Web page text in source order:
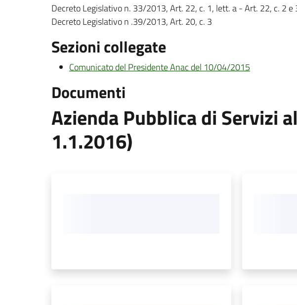
Decreto Legislativo n. 33/2013, Art. 22, c. 1, lett. a - Art. 22, c. 2 e
Decreto Legislativo n .39/2013, Art. 20, c. 3
Sezioni collegate
Comunicato del Presidente Anac del 10/04/2015
Documenti
Azienda Pubblica di Servizi
1.1.2016)